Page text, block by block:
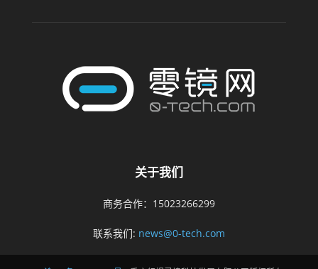
关于我们
商务合作：15023266299
联系我们: news@0-tech.com